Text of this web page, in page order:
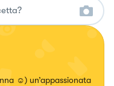
☺️) un’appassionata